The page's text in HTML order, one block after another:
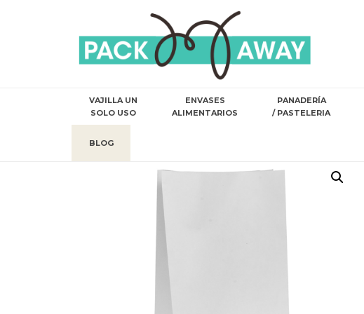
VAJILLA UN
SOLO USO
ENVASES
ALIMENTARIOS
PANADERÍA
/ PASTELERIA
BLOG